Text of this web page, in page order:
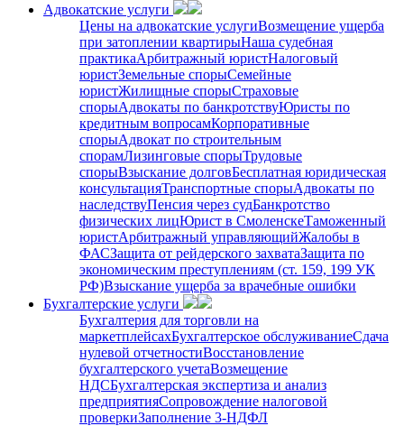
Адвокатские услуги
Цены на адвокатские услугиВозмещение ущерба
при затоплении квартирыНаша судебная
практикаАрбитражный юристНалоговый
юристЗемельные спорыСемейные
юристЖилищные спорыСтраховые
спорыАдвокаты по банкротствуЮристы по
кредитным вопросамКорпоративные
спорыАдвокат по строительным
спорамЛизинговые спорыТрудовые
спорыВзыскание долговБесплатная юридическая
консультацияТранспортные спорыАдвокаты по
наследствуПенсия через судБанкротство
физических лицЮрист в СмоленскеТаможенный
юристАрбитражный управляющийЖалобы в
ФАСЗащита от рейдерского захватаЗащита по
экономическим преступлениям (ст. 159, 199 УК
РФ)Взыскание ущерба за врачебные ошибки
Бухгалтерские услуги
Бухгалтерия для торговли на
маркетплейсахБухгалтерское обслуживаниеСдача
нулевой отчетностиВосстановление
бухгалтерского учетаВозмещение
НДСБухгалтерская экспертиза и анализ
предприятияСопровождение налоговой
проверкиЗаполнение 3-НДФЛ